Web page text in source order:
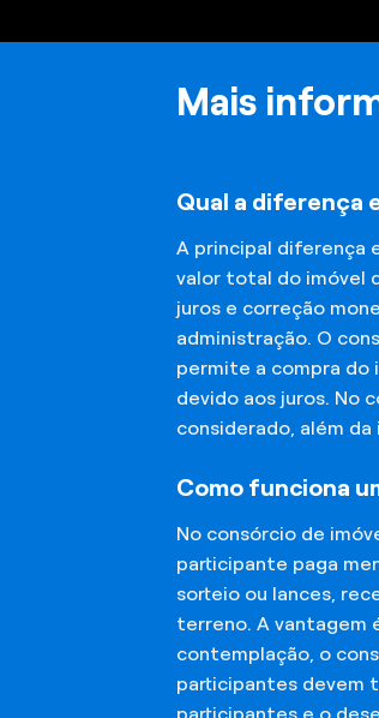
Mais
Qual a diferença
A principal diferença
valor total do imóvel
juros e correção
administração. O
permite a compra do
devido aos juros. No
considerado, além
Como funciona
No consórcio de
participante paga
sorteio ou lances,
terreno. A vantagem
contemplação, o
participantes devem
participantes e o